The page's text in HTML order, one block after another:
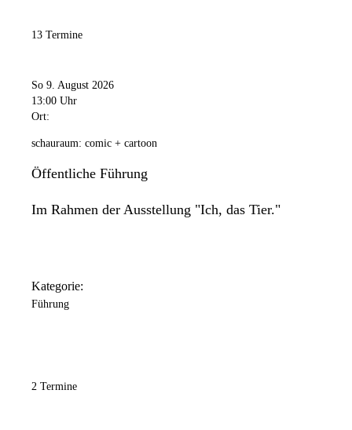
13 Termine
So 9. August 2026
13:00 Uhr
Ort:
schauraum: comic + cartoon
Öffentliche Führung
Im Rahmen der Ausstellung "Ich, das Tier."
Kategorie:
Führung
2 Termine